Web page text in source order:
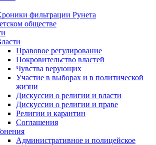
фильтрации Рунета
обществе
Правовое регулирование
Покровительство властей
Чувства верующих
Участие в выборах и в политической
жизни
Дискуссии о религии и власти
Дискуссии о религии и праве
Религии и карантин
Соглашения
Административное и полицейское